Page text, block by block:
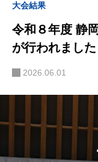
大会結果
令和８年度 静
が行われました
2026.06.01